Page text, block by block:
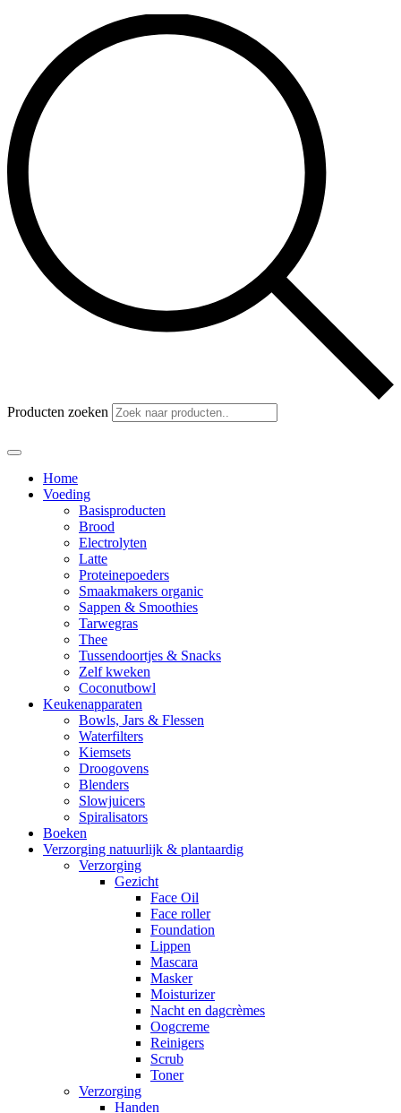
Producten zoeken
Home
Voeding
Basisproducten
Brood
Electrolyten
Latte
Proteinepoeders
Smaakmakers organic
Sappen & Smoothies
Tarwegras
Thee
Tussendoortjes & Snacks
Zelf kweken
Coconutbowl
Keukenapparaten
Bowls, Jars & Flessen
Waterfilters
Kiemsets
Droogovens
Blenders
Slowjuicers
Spiralisators
Boeken
Verzorging natuurlijk & plantaardig
Verzorging
Gezicht
Face Oil
Face roller
Foundation
Lippen
Mascara
Masker
Moisturizer
Nacht en dagcrèmes
Oogcreme
Reinigers
Scrub
Toner
Verzorging
Handen